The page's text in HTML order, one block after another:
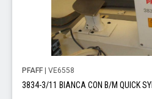
PFAFF | VE6558
3834-3/11 BIANCA CON B/M QUICK